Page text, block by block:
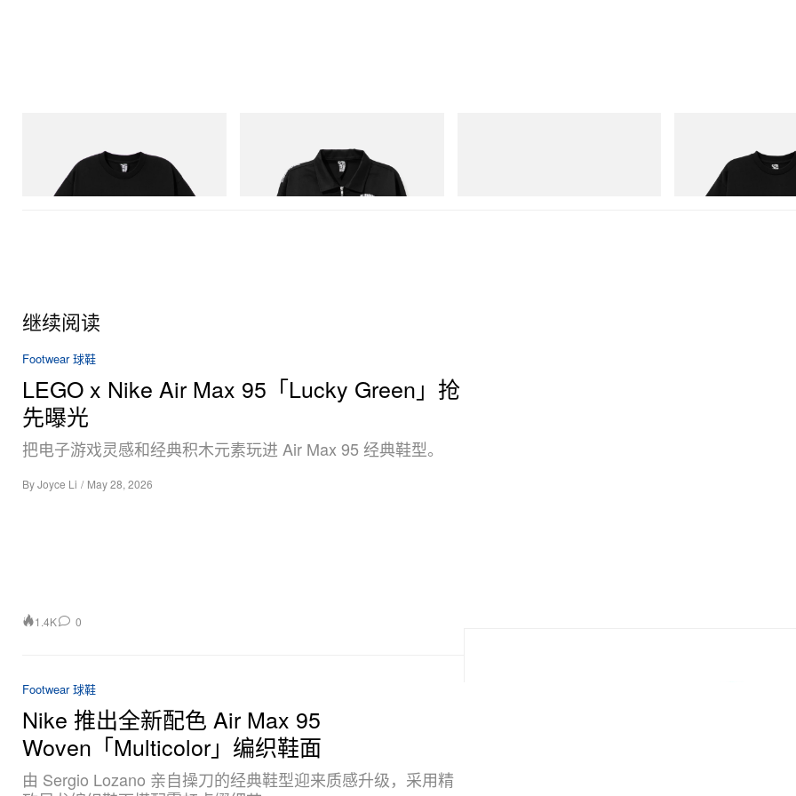
BILLIONAIRE BOYS CLUB X INITIAL D
COTTON T-SHIRT #1
立刻购入
Billionaire Boys Club X Initial D Cotton
立刻购入
Billionaire Boys Club X
立刻购入
继续阅读
Footwear 球鞋
LEGO x Nike Air Max 95「Lucky Green」抢
先曝光
把电子游戏灵感和经典积木元素玩进 Air Max 95 经典鞋型。
ByJoyce Li / May 28, 2026
1.4K 0
Footwear 球鞋
Nike 推出全新配色 Air Max 95
Woven「Multicolor」编织鞋面
由 Sergio Lozano 亲自操刀的经典鞋型迎来质感升级，采用精